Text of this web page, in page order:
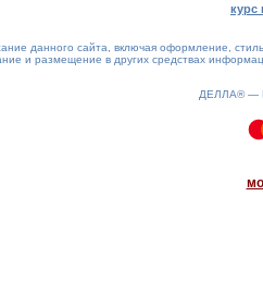
курс
данного сайта, включая оформление,
и размещение в других средствах
ДЕЛЛА® —